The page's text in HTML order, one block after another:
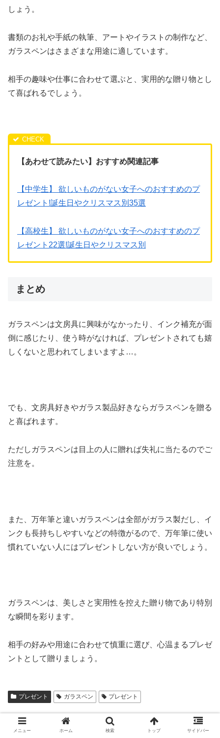
しょう。
書類のお礼や手紙の執筆、アートやイラストの制作など、
ガラスペンはさまざまな用途に適しています。
相手の趣味や仕事に合わせて選ぶと、実用的な贈り物とし
て喜ばれるでしょう。
【あわせて読みたい】おすすめ関連記事
【中学生】 欲しいものがない女子へのおすすめのプ
レゼント!誕生日やクリスマス別35選
【高校生】 欲しいものがない女子へのおすすめのプ
レゼント22選!誕生日やクリスマス別
まとめ
ガラスペンは文房具に興味がなかったり、インク補充が面
倒に感じたり、使う時がなければ、プレゼントされても嬉
しくないと思われてしまいますよ…。
でも、文房具好きやガラス製品好きならガラスペンを贈る
と喜ばれます。
ただしガラスペンは目上の人に贈れば失礼に当たるのでご
注意を。
また、万年筆と違いガラスペンは全部がガラス製だし、イ
ンクも長持ちしやすいなどの特徴がるので、万年筆に使い
慣れていない人にはプレゼントしない方が良いでしょう。
ガラスペンは、美しさと実用性を控えた贈り物であり特別
な瞬間を彩ります。
相手の好みや用途に合わせて慎重に選び、心温まるプレゼ
ントとして贈りましょう。
プレゼント ガラスペン プレゼント
スポンサーリンク
メニュー ホーム 検索 トップ サイドバー